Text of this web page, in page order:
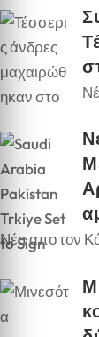
Νέα απο τον